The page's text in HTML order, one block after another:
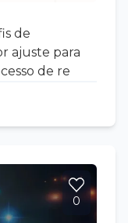
de
ajuste para
de re
0